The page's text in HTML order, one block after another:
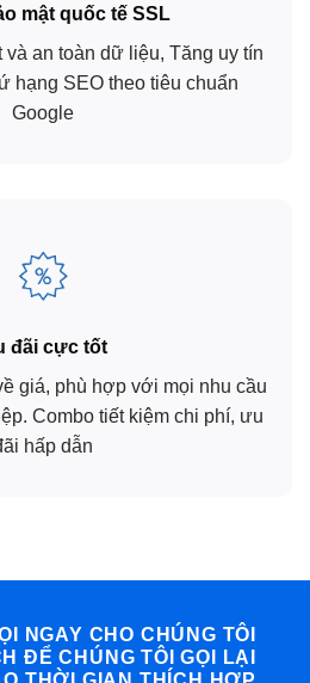
mật quốc tế SSL
an toàn dữ liệu, Tăng uy tín
hạng SEO theo tiêu chuẩn
Google
đãi cực tốt
giá, phù hợp với mọi nhu cầu
Combo tiết kiệm chi phí, ưu
hấp dẫn
NGAY CHO CHÚNG TÔI
ĐỂ CHÚNG TÔI GỌI LẠI